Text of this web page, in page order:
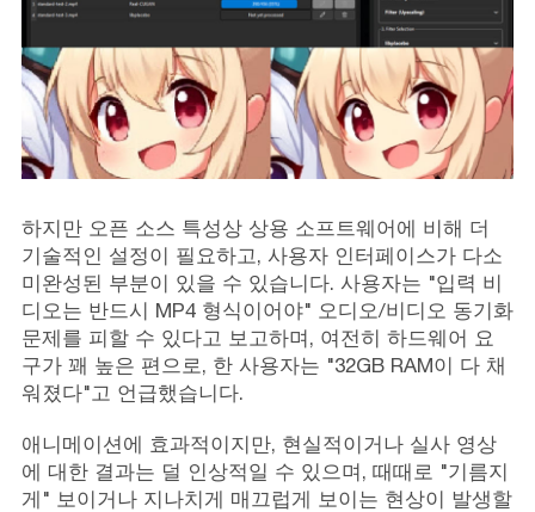
하지만 오픈 소스 특성상 상용 소프트웨어에 비해 더
기술적인 설정이 필요하고, 사용자 인터페이스가 다소
미완성된 부분이 있을 수 있습니다. 사용자는 "입력 비
디오는 반드시 MP4 형식이어야" 오디오/비디오 동기화
문제를 피할 수 있다고 보고하며, 여전히 하드웨어 요
구가 꽤 높은 편으로, 한 사용자는 "32GB RAM이 다 채
워졌다"고 언급했습니다.
애니메이션에 효과적이지만, 현실적이거나 실사 영상
에 대한 결과는 덜 인상적일 수 있으며, 때때로 "기름지
게" 보이거나 지나치게 매끄럽게 보이는 현상이 발생할